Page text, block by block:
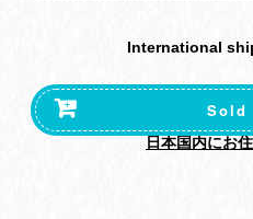
International
Sold
日本国内にお